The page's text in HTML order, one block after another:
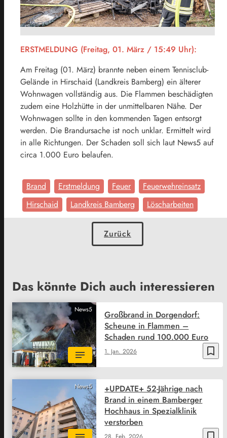
ERSTMELDUNG (Freitag, 01. März / 15:49 Uhr):
Am Freitag (01. März) brannte neben einem Tennisclub-
Gelände in Hirschaid (Landkreis Bamberg) ein älterer
Wohnwagen vollständig aus. Die Flammen beschädigten
zudem eine Holzhütte in der unmittelbaren Nähe. Der
Wohnwagen sollte in den kommenden Tagen entsorgt
werden. Die Brandursache ist noch unklar. Ermittelt wird
in alle Richtungen. Der Schaden soll sich laut News5 auf
circa 1.000 Euro belaufen.
Brand Erstmeldung Feuer
Feuerwehreinsatz
Hirschaid
Landkreis Bamberg Löscharbeiten
Zurück
Das könnte Dich auch interessieren
News5
bookmark_border
1. Jan. 2026
Großbrand in Dorgendorf:
Scheune in Flammen –
Schaden rund 100.000 Euro
News5
+UPDATE+ 52-Jährige nach
Brand in einem Bamberger
Hochhaus in Spezialklinik
verstorben